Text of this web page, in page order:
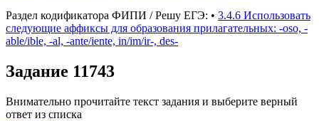
Раздел кодификатора ФИПИ / Решу ЕГЭ: • 3.4.6 Использовать
следующие аффиксы для образования прилагательных: -oso, -
able/ible, -al, -ante/iente, in/im/ir-, des-
Задание 11743
Внимательно прочитайте текст задания и выберите верный
ответ из списка